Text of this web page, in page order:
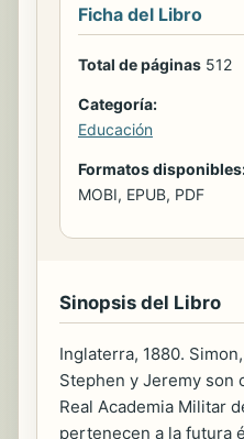
Ficha del Libro
Total de páginas 512
Categoría:
Educación
Formatos
MOBI, EPUB, PDF
Sinopsis del Libro
Inglaterra, 1880.
Stephen y Jeremy son
Real Academia Militar
pertenecen a la futura